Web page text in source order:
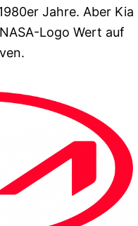
Jahre. Aber Kia
Logo Wert auf